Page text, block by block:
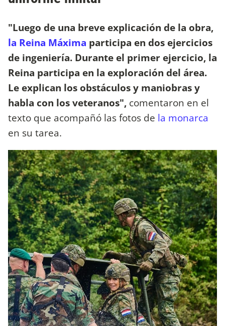
"Luego de una breve explicación de la obra,
la Reina Máxima participa en dos ejercicios
de ingeniería. Durante el primer ejercicio, la
Reina participa en la exploración del área.
Le explican los obstáculos y maniobras y
habla con los veteranos", comentaron en el
texto que acompañó las fotos de la monarca
en su tarea.